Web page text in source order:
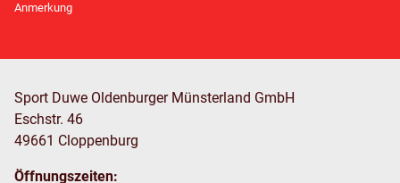
Anmerkung
Sport Duwe Oldenburger Münsterland GmbH
Eschstr. 46
49661 Cloppenburg
Öffnungszeiten: